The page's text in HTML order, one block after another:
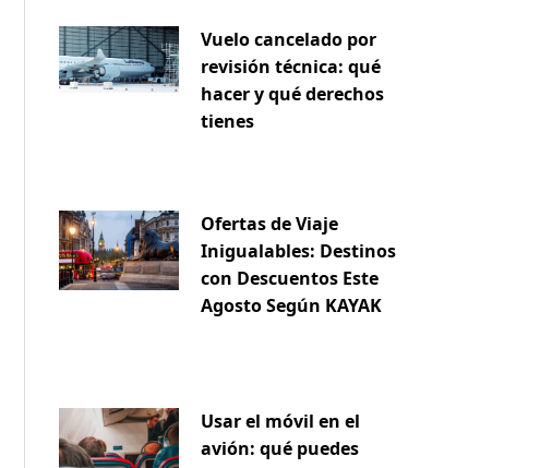
Vuelo cancelado por
revisión técnica: qué
hacer y qué derechos
tienes
Ofertas de Viaje
Inigualables: Destinos
con Descuentos Este
Agosto Según KAYAK
Usar el móvil en el
avión: qué puedes